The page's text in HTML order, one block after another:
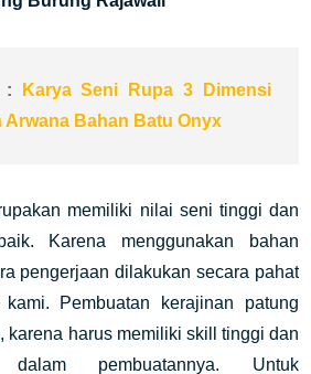
:
Karya Seni Rupa 3 Dimensi
Arwana Bahan Batu Onyx
memiliki nilai seni tinggi dan
Karena menggunakan bahan
pengerjaan dilakukan secara pahat
Pembuatan kerajinan patung
karena harus memiliki skill tinggi dan
pembuatannya. Untuk